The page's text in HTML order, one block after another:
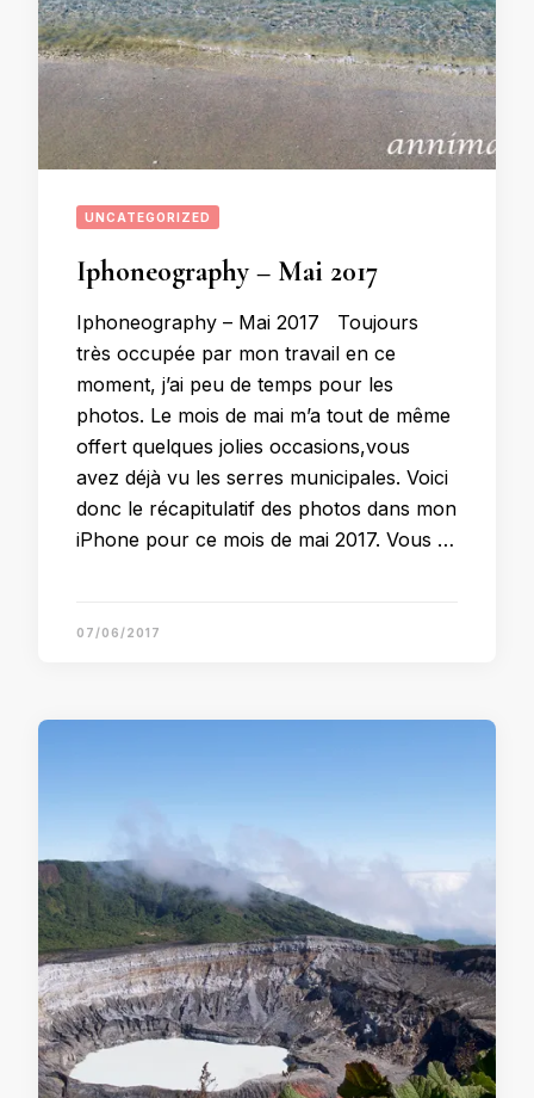
UNCATEGORIZED
Iphoneography – Mai 2017
Iphoneography – Mai 2017 Toujours
très occupée par mon travail en ce
moment, j’ai peu de temps pour les
photos. Le mois de mai m’a tout de même
offert quelques jolies occasions,vous
avez déjà vu les serres municipales. Voici
donc le récapitulatif des photos dans mon
iPhone pour ce mois de mai 2017. Vous …
07/06/2017